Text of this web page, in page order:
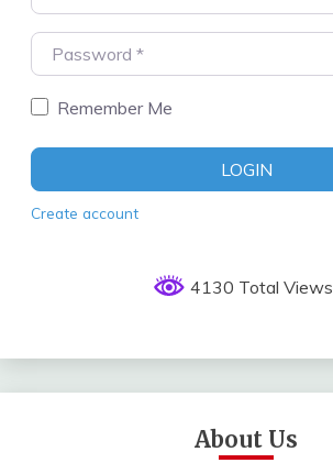
Password
Remember Me
LOGIN
Create account
4130 Total Views
About Us